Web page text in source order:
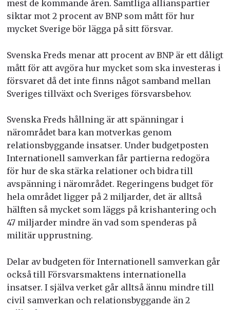
mest de kommande åren. Samtliga allianspartier
siktar mot 2 procent av BNP som mått för hur
mycket Sverige bör lägga på sitt försvar.
Svenska Freds menar att procent av BNP är ett dåligt
mått för att avgöra hur mycket som ska investeras i
försvaret då det inte finns något samband mellan
Sveriges tillväxt och Sveriges försvarsbehov.
Svenska Freds hållning är att spänningar i
närområdet bara kan motverkas genom
relationsbyggande insatser. Under budgetposten
Internationell samverkan får partierna redogöra
för hur de ska stärka relationer och bidra till
avspänning i närområdet. Regeringens budget för
hela området ligger på 2 miljarder, det är alltså
hälften så mycket som läggs på krishantering och
47 miljarder mindre än vad som spenderas på
militär upprustning.
Delar av budgeten för Internationell samverkan går
också till Försvarsmaktens internationella
insatser. I själva verket går alltså ännu mindre till
civil samverkan och relationsbyggande än 2